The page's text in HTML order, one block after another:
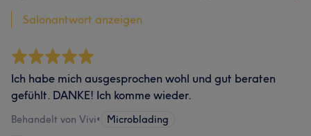
Salonantwort anzeigen
Ich habe mich ausgesprochen wohl und gut beraten
gefühlt. DANKE! Ich komme wieder.
Behandelt von Vivi• Microblading